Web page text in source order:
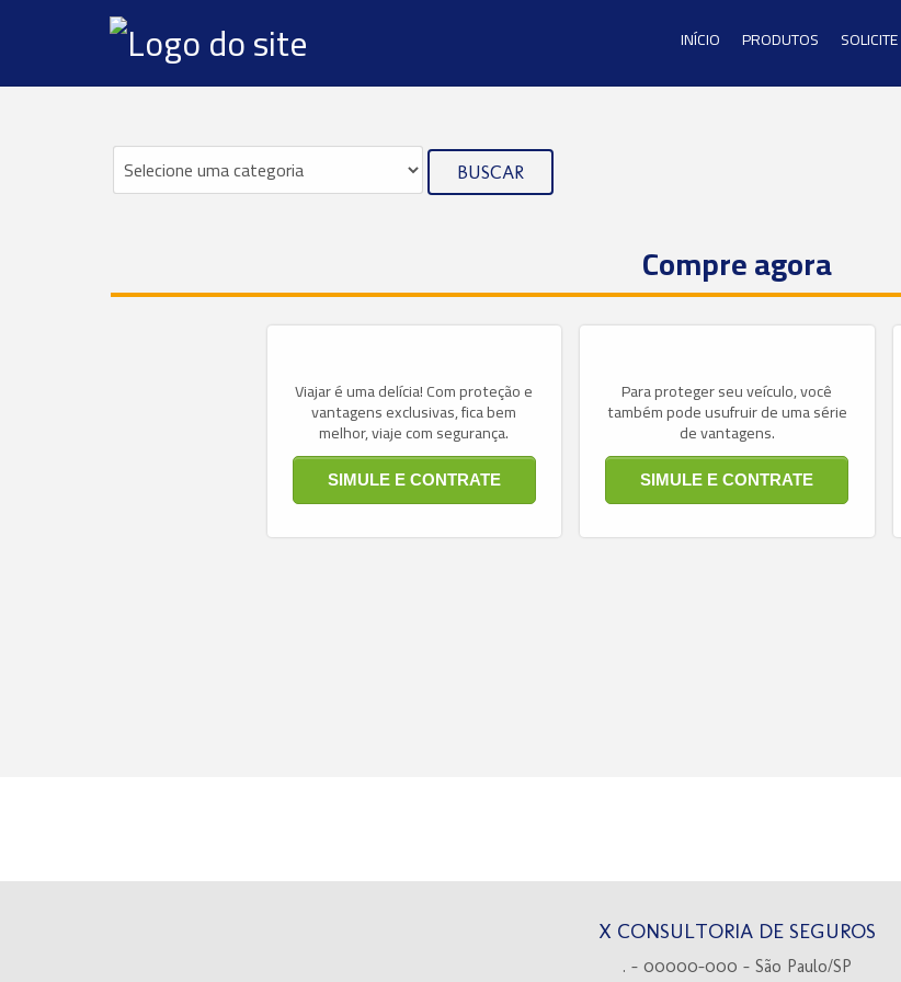
INÍCIO PRODUTOS
BUSCAR
Compre agora
Viajar é uma delícia! Com proteção e
vantagens exclusivas, fica bem
melhor, viaje com segurança.
SIMULE E CONTRATE
Para proteger seu veículo, você
também pode usufruir de uma série
de vantagens.
SIMULE E CONTRATE
X CONSULTORIA DE SEGUROS
. - 00000-000 - São Paulo/SP